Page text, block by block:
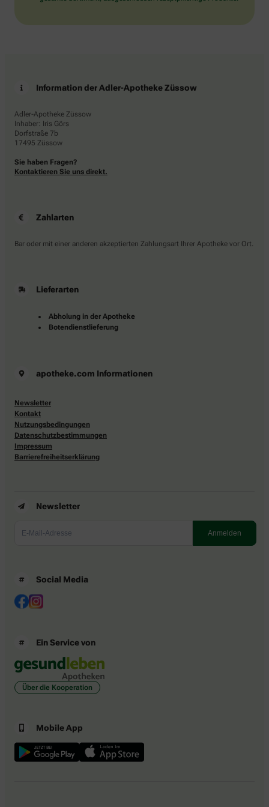
Information der Adler-Apotheke Züssow
Adler-Apotheke Züssow
Inhaber: Iris Görs
Dorfstraße 7b
17495 Züssow
Sie haben Fragen?
Kontaktieren Sie uns direkt.
Zahlarten
Bar oder mit einer anderen akzeptierten Zahlungsart Ihrer Apotheke vor Ort.
Lieferarten
Abholung in der Apotheke
Botendienstlieferung
apotheke.com Informationen
Newsletter
Kontakt
Nutzungsbedingungen
Datenschutzbestimmungen
Impressum
Barrierefreiheitserklärung
Newsletter
Social Media
Ein Service von
Über die Kooperation
Mobile App